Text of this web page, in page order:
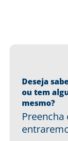
Deseja
ou tem
mesmo?